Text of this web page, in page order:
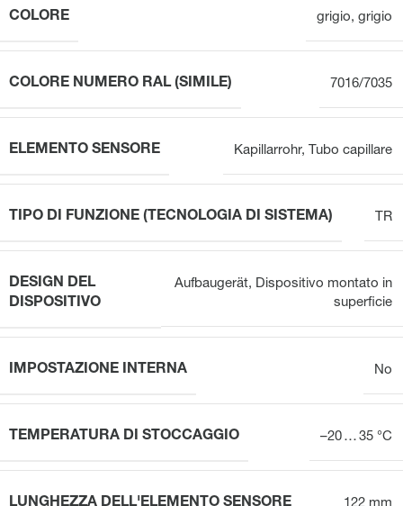
COLORE grigio, grigio
COLORE NUMERO RAL (SIMILE) 7016/7035
ELEMENTO SENSORE Kapillarrohr, Tubo capillare
TIPO DI FUNZIONE (TECNOLOGIA DI SISTEMA) TR
DESIGN DEL
DISPOSITIVO
Aufbaugerät, Dispositivo montato in
superficie
IMPOSTAZIONE INTERNA No
TEMPERATURA DI STOCCAGGIO –20 … 35 °C
LUNGHEZZA DELL'ELEMENTO SENSORE 122 mm